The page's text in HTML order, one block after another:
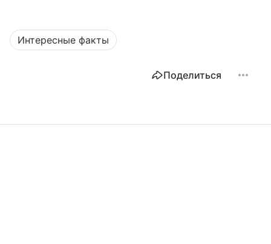
Интересные факты
Поделиться